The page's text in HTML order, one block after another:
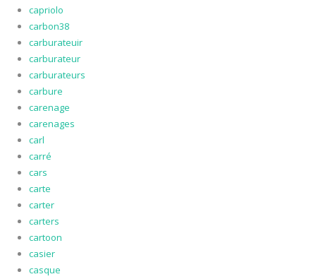
capriolo
carbon38
carburateuir
carburateur
carburateurs
carbure
carenage
carenages
carl
carré
cars
carte
carter
carters
cartoon
casier
casque